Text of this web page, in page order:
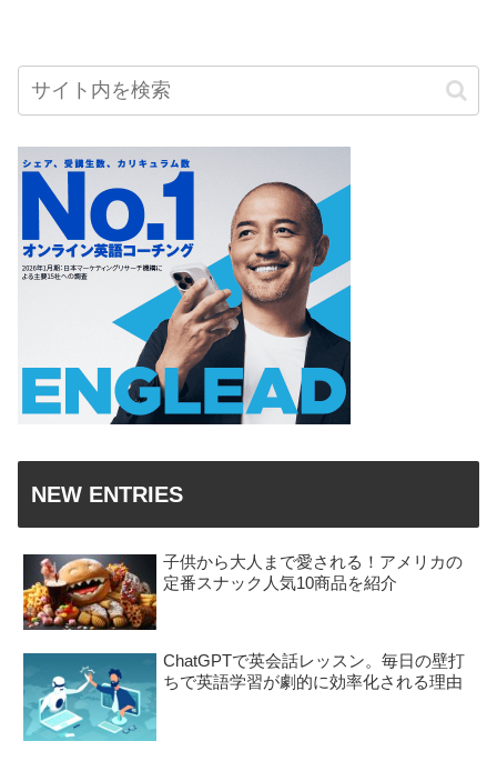
NEW ENTRIES
子供から大人まで愛される！アメリカの
定番スナック人気10商品を紹介
ChatGPTで英会話レッスン。毎日の壁打
ちで英語学習が劇的に効率化される理由